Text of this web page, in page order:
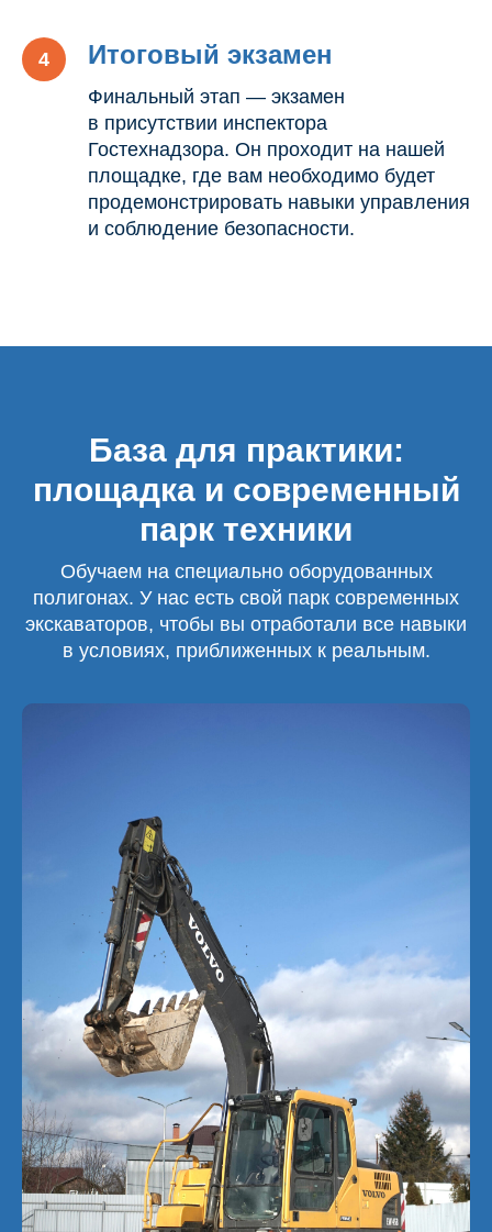
Итоговый экзамен
Финальный этап — экзамен
в присутствии инспектора
Гостехнадзора. Он проходит на нашей
площадке, где вам необходимо будет
продемонстрировать навыки управления
и соблюдение безопасности.
База для практики:
площадка и современный
парк техники
Обучаем на специально оборудованных
полигонах. У нас есть свой парк современных
экскаваторов, чтобы вы отработали все навыки
в условиях, приближенных к реальным.